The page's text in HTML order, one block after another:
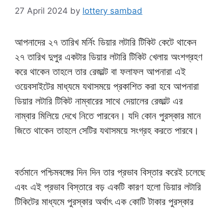
27 April 2024 by lottery sambad
আপনাদের ২৭ তারিখ মর্নিং ডিয়ার লটারি টিকিট কেটে থাকেন
২৭ তারিখ দুপুর একটার ডিয়ার লটারি টিকিট খেলায় অংশগ্রহণ
করে থাকেন তাহলে তার রেজাল্ট বা ফলাফল আপনারা এই
ওয়েবসাইটের মাধ্যমে যথাসময়ে প্রকাশিত করা হবে আপনারা
ডিয়ার লটারি টিকিট নাম্বারের সাথে দেয়ালের রেজাল্ট এর
নাম্বার মিলিয়ে দেখে নিতে পারবেন। যদি কোন পুরস্কার মানে
জিতে থাকেন তাহলে সেটির যথাসময়ে সংগ্রহ করতে পারবে।
বর্তমানে পশ্চিমবঙ্গের দিন দিন তার প্রভাব বিস্তার করেই চলেছে
এবং এই প্রভাব বিস্তারে বড় একটি কারণ হলো ডিয়ার লটারি
টিকিটের মাধ্যমে পুরস্কার অর্থাৎ এক কোটি টাকার পুরস্কার